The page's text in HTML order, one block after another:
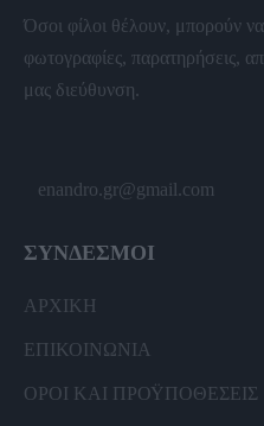
Όσοι φίλοι θέλουν, μπορούν
φωτογραφίες, παρατηρήσεις,
μας διεύθυνση.
enandro.gr@gmail.com
ΣΥΝΔΕΣΜΟΙ
ΑΡΧΙΚΗ
ΕΠΙΚΟΙΝΩΝΙΑ
ΟΡΟΙ ΚΑΙ ΠΡΟΫΠΟΘΕΣΕΙΣ